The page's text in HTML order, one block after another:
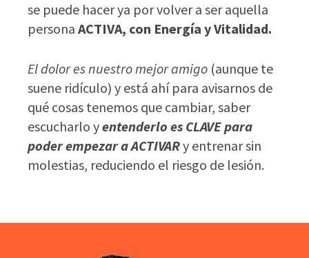
se puede hacer ya por volver a ser aquella
persona ACTIVA, con Energía y Vitalidad.
El dolor es nuestro mejor amigo (aunque te
suene ridículo) y está ahí para avisarnos de
qué cosas tenemos que cambiar, saber
escucharlo yentenderlo es CLAVE para
poder empezar a ACTIVARy entrenar sin
molestias, reduciendo el riesgo de lesión.